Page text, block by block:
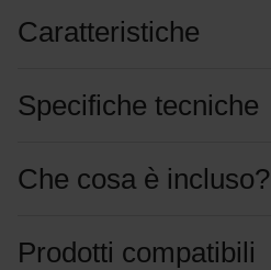
Caratteristiche
Specifiche tecniche
Che cosa è incluso?
Prodotti compatibili